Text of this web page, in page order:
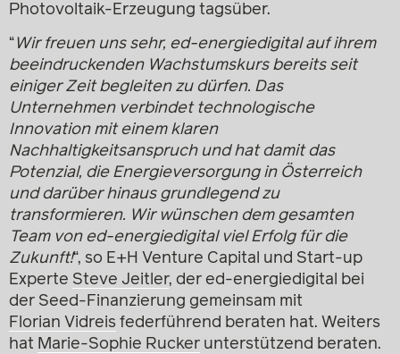
Photovoltaik-Erzeugung tagsüber.
“Wir freuen uns sehr, ed-energiedigital auf ihrem
beeindruckenden Wachstumskurs bereits seit
einiger Zeit begleiten zu dürfen. Das
Unternehmen verbindet technologische
Innovation mit einem klaren
Nachhaltigkeitsanspruch und hat damit das
Potenzial, die Energieversorgung in Österreich
und darüber hinaus grundlegend zu
transformieren. Wir wünschen dem gesamten
Team von ed-energiedigital viel Erfolg für die
Zukunft!“, so E+H Venture Capital und Start-up
Experte Steve Jeitler, der ed-energiedigital bei
der Seed-Finanzierung gemeinsam mit
Florian Vidreis federführend beraten hat. Weiters
hat Marie-Sophie Rucker unterstützend beraten.